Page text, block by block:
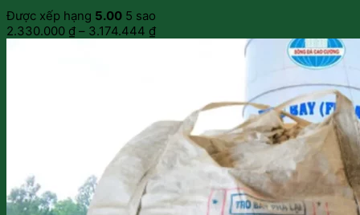
Được xếp hạng 5.00 5 sao
2.330.000 ₫ – 3.174.444 ₫